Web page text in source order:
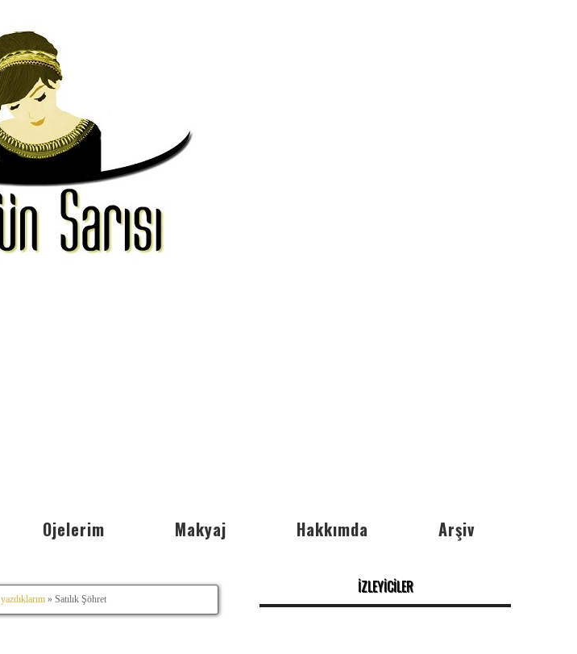
Ojelerim Makyaj Hakkımda Arşiv
yazdıklarım » Satılık Şöhret
İZLEYİCİLER